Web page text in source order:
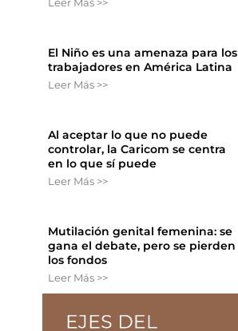
El Niño es una amenaza para los
trabajadores en América Latina
Leer Más >>
Al aceptar lo que no puede
controlar, la Caricom se centra
en lo que sí puede
Leer Más >>
Mutilación genital femenina: se
gana el debate, pero se pierden
los fondos
Leer Más >>